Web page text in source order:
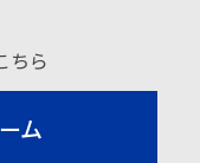
ちら
ム